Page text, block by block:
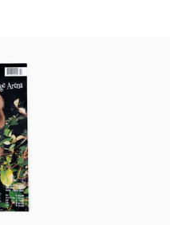
Spring 2025